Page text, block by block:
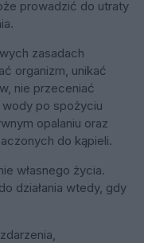
prowadzić do utraty
zasadach
organizm, unikać
nie przeceniać
po spożyciu
opalaniu oraz
do kąpieli.
własnego życia.
działania wtedy, gdy